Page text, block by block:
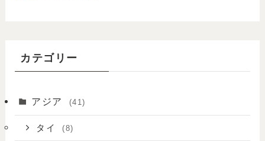
カテゴリー
アジア (41)
タイ (8)